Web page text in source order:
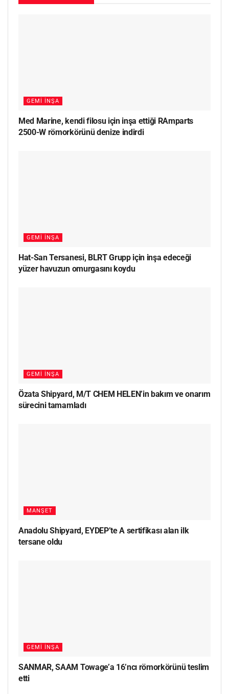
GEMI İNŞA
Med Marine, kendi filosu için inşa ettiği RAmparts
2500-W römorkörünü denize indirdi
GEMI İNŞA
Hat-San Tersanesi, BLRT Grupp için inşa edeceği
yüzer havuzun omurgasını koydu
GEMI İNŞA
Özata Shipyard, M/T CHEM HELEN’in bakım ve onarım
sürecini tamamladı
MANŞET
Anadolu Shipyard, EYDEP’te A sertifikası alan ilk
tersane oldu
GEMI İNŞA
SANMAR, SAAM Towage’a 16’ncı römorkörünü teslim
etti